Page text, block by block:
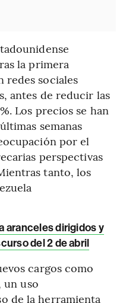
la primera
redes sociales
antes de reducir las
Los precios se han
semanas
por el
perspectivas
tanto, los
aranceles dirigidos y
del 2 de abril
cargos como
un uso
de la herramienta